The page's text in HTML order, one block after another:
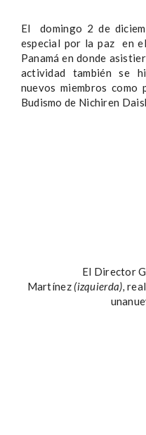
El domingo 2 de
especial por la paz en
Panamá en donde
actividad también se
nuevos miembros
Budismo de Nichiren
El Director
Martínez (izquierda),